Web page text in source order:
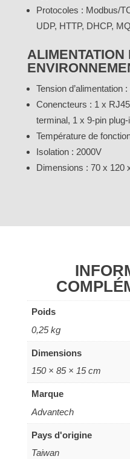
Protocoles : Modbus/
UDP, HTTP, DHCP,
ALIMENTATION
Tension d’alimentation
Conencteurs : 1 x
terminal, 1 x 9-pin
Température de
Isolation : 2000V
Dimensions : 70 x 120
Poids
0,25 kg
Dimensions
150 × 85 × 15 cm
Marque
Advantech
Pays d'origine
Taiwan